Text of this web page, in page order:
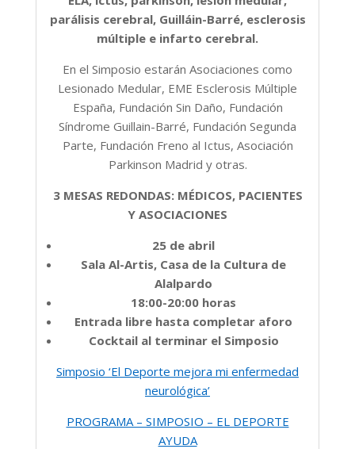
parálisis cerebral, Guilláin-Barré, esclerosis
múltiple e infarto cerebral.
En el Simposio estarán Asociaciones como
Lesionado Medular, EME Esclerosis Múltiple
España, Fundación Sin Daño, Fundación
Síndrome Guillain-Barré, Fundación Segunda
Parte, Fundación Freno al Ictus, Asociación
Parkinson Madrid y otras.
3 MESAS REDONDAS: MÉDICOS, PACIENTES
Y ASOCIACIONES
25 de abril
Sala Al-Artis, Casa de la Cultura de
Alalpardo
18:00-20:00 horas
Entrada libre hasta completar aforo
Cocktail al terminar el Simposio
Simposio ‘El Deporte mejora mi enfermedad
neurológica’
PROGRAMA – SIMPOSIO – EL DEPORTE
AYUDA